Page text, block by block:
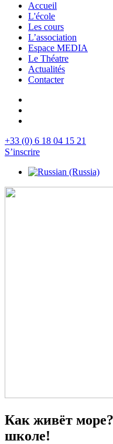
Accueil
L'école
Les cours
L’association
Espace MEDIA
Le Théatre
Actualités
Contacter
+33 (0) 6 18 04 15 21
S’inscrire
Как живёт
школе!